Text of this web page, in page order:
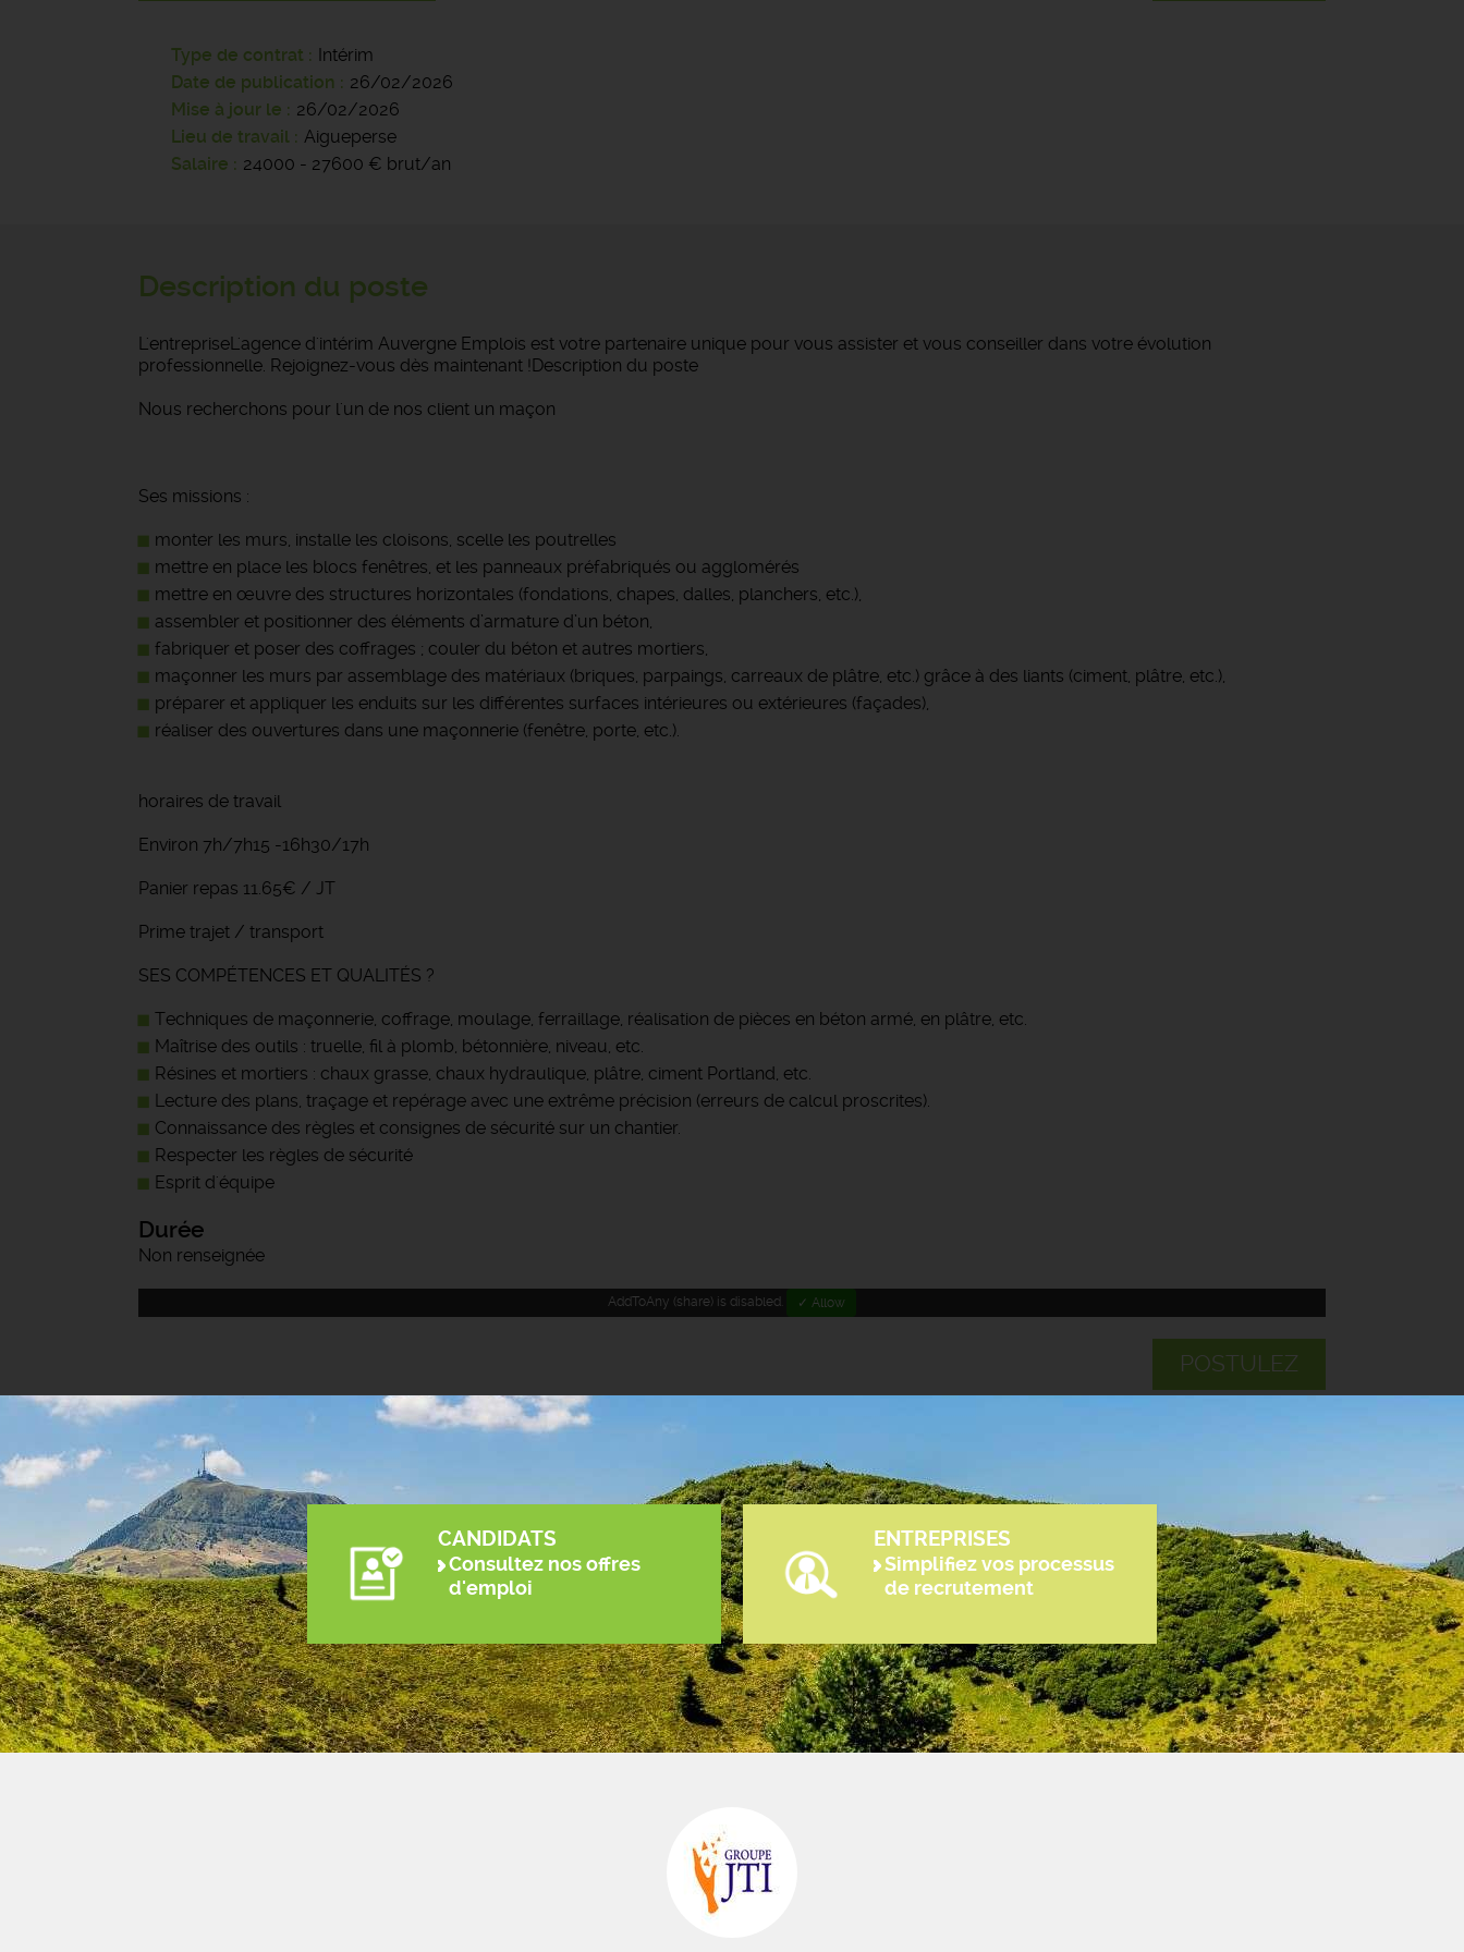
Type de contrat
Intérim
Date de publication
26/02/2026
Mise à jour le
26/02/2026
Lieu de travail
Aigueperse
Salaire
24000 - 27600 € brut/an
Description du poste
L'entrepriseL'agence d'intérim Auvergne Emplois est votre partenaire unique pour vous assister et vous conseiller dans votre évolution
professionnelle. Rejoignez-vous dès maintenant !Description du poste
Nous recherchons pour l'un de nos client un maçon
Ses missions :
monter les murs, installe les cloisons, scelle les poutrelles
mettre en place les blocs fenêtres, et les panneaux préfabriqués ou agglomérés
mettre en œuvre des structures horizontales (fondations, chapes, dalles, planchers, etc.),
assembler et positionner des éléments d’armature d’un béton,
fabriquer et poser des coffrages ; couler du béton et autres mortiers,
maçonner les murs par assemblage des matériaux (briques, parpaings, carreaux de plâtre, etc.) grâce à des liants (ciment, plâtre, etc.),
préparer et appliquer les enduits sur les différentes surfaces intérieures ou extérieures (façades),
réaliser des ouvertures dans une maçonnerie (fenêtre, porte, etc.).
horaires de travail
Environ 7h/7h15 -16h30/17h
Panier repas 11.65€ / JT
Prime trajet / transport
SES COMPÉTENCES ET QUALITÉS ?
Techniques de maçonnerie, coffrage, moulage, ferraillage, réalisation de pièces en béton armé, en plâtre, etc.
Maîtrise des outils : truelle, fil à plomb, bétonnière, niveau, etc.
Résines et mortiers : chaux grasse, chaux hydraulique, plâtre, ciment Portland, etc.
Lecture des plans, traçage et repérage avec une extrême précision (erreurs de calcul proscrites).
Connaissance des règles et consignes de sécurité sur un chantier.
Respecter les règles de sécurité
Esprit d'équipe
Durée
Non renseignée
AddToAny (share) is disabled. ✓ Allow
POSTULEZ
CANDIDATS
Consultez nos offres
d'emploi
ENTREPRISES
Simplifiez vos processus
de recrutement